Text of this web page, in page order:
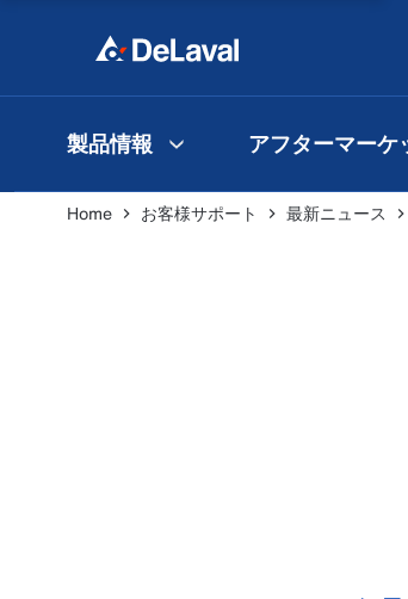
製品情報 アフターマーケ
Home お客様サポート 最新ニュース